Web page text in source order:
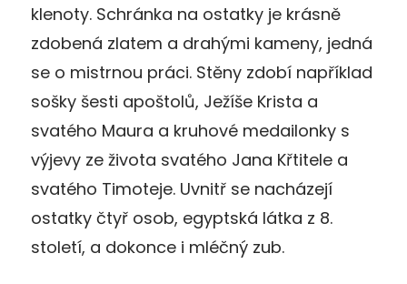
klenoty. Schránka na ostatky je krásně
zdobená zlatem a drahými kameny, jedná
se o mistrnou práci. Stěny zdobí například
sošky šesti apoštolů, Ježíše Krista a
svatého Maura a kruhové medailonky s
výjevy ze života svatého Jana Křtitele a
svatého Timoteje. Uvnitř se nacházejí
ostatky čtyř osob, egyptská látka z 8.
století, a dokonce i mléčný zub.